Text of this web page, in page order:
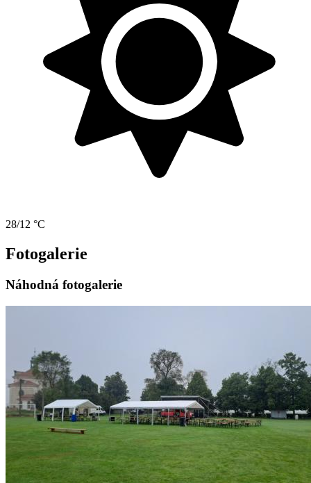
28/12 °C
Fotogalerie
Náhodná fotogalerie